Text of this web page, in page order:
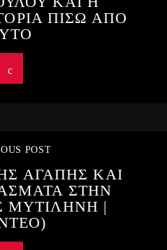
ΠΙΣΩ ΑΠΟ
POST
ΑΓΑΠΗΣ ΚΑΙ
ΣΤΗΝ
ΜΥΤΙΛΗΝΗ |